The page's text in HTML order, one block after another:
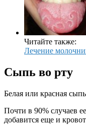
Читайте также:
Лечение
Cыпь во рту
Белая или красная
Почти в 90% случаев
добавится еще и